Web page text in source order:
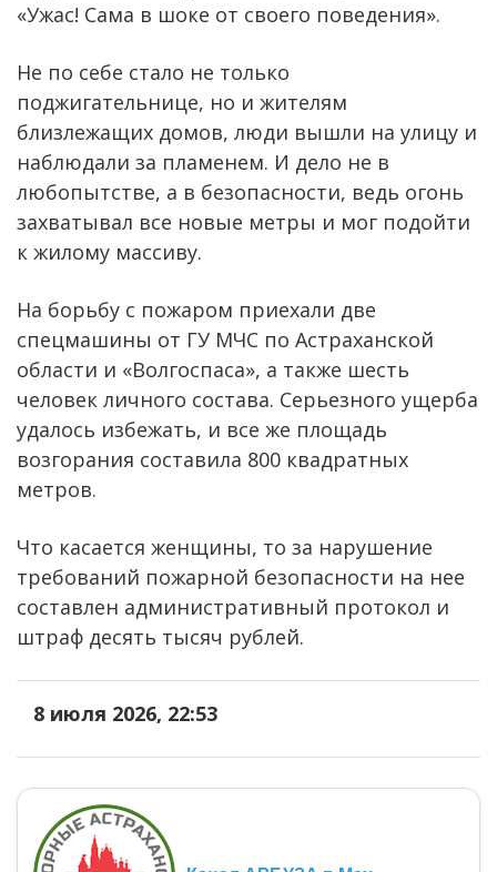
«Ужас! Сама в шоке от своего поведения».
Не по себе стало не только
поджигательнице, но и жителям
близлежащих домов, люди вышли на улицу и
наблюдали за пламенем. И дело не в
любопытстве, а в безопасности, ведь огонь
захватывал все новые метры и мог подойти
к жилому массиву.
На борьбу с пожаром приехали две
спецмашины от ГУ МЧС по Астраханской
области и «Волгоспаса», а также шесть
человек личного состава. Серьезного ущерба
удалось избежать, и все же площадь
возгорания составила 800 квадратных
метров.
Что касается женщины, то за нарушение
требований пожарной безопасности на нее
составлен административный протокол и
штраф десять тысяч рублей.
8 июля 2026, 22:53